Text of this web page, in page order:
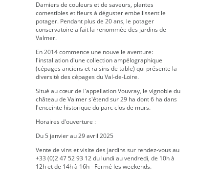
Damiers de couleurs et de saveurs, plantes
comestibles et fleurs à déguster embellissent le
potager. Pendant plus de 20 ans, le potager
conservatoire a fait la renommée des jardins de
Valmer.
En 2014 commence une nouvelle aventure:
l'installation d'une collection ampélographique
(cépages anciens et raisins de table) qui présente la
diversité des cépages du Val-de-Loire.
Situé au cœur de l'appellation Vouvray, le vignoble du
château de Valmer s'étend sur 29 ha dont 6 ha dans
l'enceinte historique du parc clos de murs.
Horaires d'ouverture :
Du 5 janvier au 29 avril 2025
Vente de vins et visite des jardins sur rendez-vous au
+33 (0)2 47 52 93 12 du lundi au vendredi, de 10h à
12h et de 14h à 16h - Fermé les weekends.